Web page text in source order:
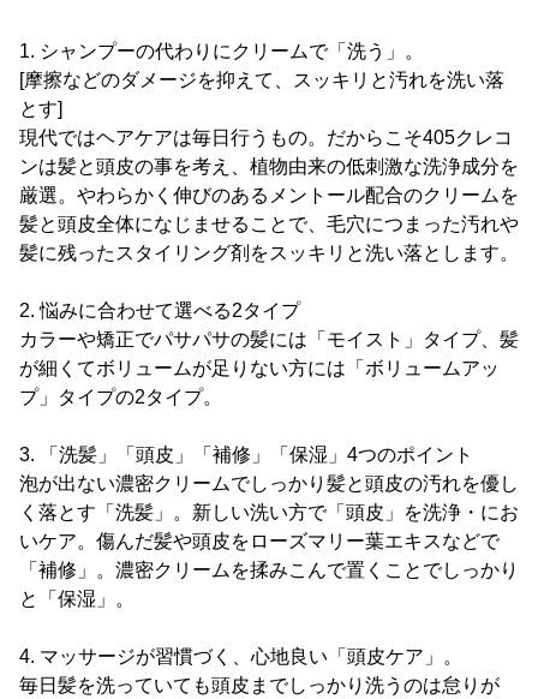
1. シャンプーの代わりにクリームで「洗う」。
[摩擦などのダメージを抑えて、スッキリと汚れを洗い落
とす]
現代ではヘアケアは毎日行うもの。だからこそ405クレコ
ンは髪と頭皮の事を考え、植物由来の低刺激な洗浄成分を
厳選。やわらかく伸びのあるメントール配合のクリームを
髪と頭皮全体になじませることで、毛穴につまった汚れや
髪に残ったスタイリング剤をスッキリと洗い落とします。
2. 悩みに合わせて選べる2タイプ
カラーや矯正でパサパサの髪には「モイスト」タイプ、髪
が細くてボリュームが足りない方には「ボリュームアッ
プ」タイプの2タイプ。
3. 「洗髪」「頭皮」「補修」「保湿」4つのポイント
泡が出ない濃密クリームでしっかり髪と頭皮の汚れを優し
く落とす「洗髪」。新しい洗い方で「頭皮」を洗浄・にお
いケア。傷んだ髪や頭皮をローズマリー葉エキスなどで
「補修」。濃密クリームを揉みこんで置くことでしっかり
と「保湿」。
4. マッサージが習慣づく、心地良い「頭皮ケア」。
毎日髪を洗っていても頭皮までしっかり洗うのは怠りが